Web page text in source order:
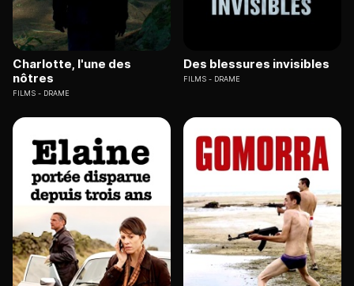
Charlotte, l'une des
nôtres
FILMS DRAME
Des blessures invisibles
FILMS DRAME